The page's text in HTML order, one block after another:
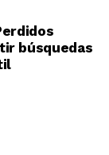
búsquedas